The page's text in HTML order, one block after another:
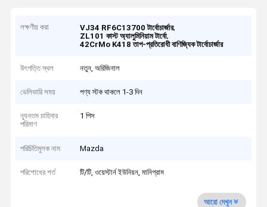
লক্ষণীয় করা VJ34 RF6C13700 টার্বোচার্জার,
ZL101 কাস্ট অ্যালুমিনিয়াম টার্বো,
42CrMo K418 তাপ-প্রতিরোধী বাণিজ্যিক টার্বোচার্জার
উৎপত্তি স্থল নতুন, অরিজিনাল
ডেলিভারি সময় পণ্য স্টক থাকলে 1-3 দিন
ন্যূনতম চাহিদার
পরিমাণ
1 পিস
পরিচিতিমুলক নাম Mazda
পরিশোধের শর্ত টি/টি, ওয়েস্টার্ন ইউনিয়ন, মানিগ্রাম
আরো দেখুন